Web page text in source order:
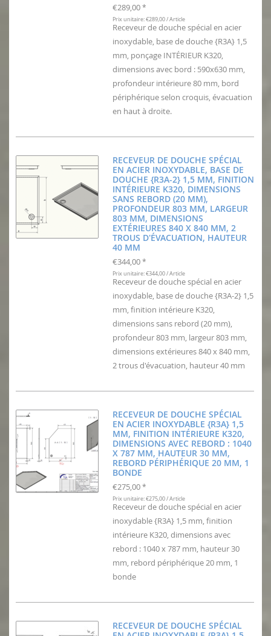
€289,00 *
Prix unitaire: €289,00 / Article
Receveur de douche spécial en acier
inoxydable, base de douche {R3A} 1,5
mm, ponçage INTÉRIEUR K320,
dimensions avec bord : 590x630 mm,
profondeur intérieure 80 mm, bord
périphérique selon croquis, évacuation
en haut à droite.
RECEVEUR DE DOUCHE SPÉCIAL
EN ACIER INOXYDABLE, BASE DE
DOUCHE {R3A-2} 1,5 MM, FINITION
INTÉRIEURE K320, DIMENSIONS
SANS REBORD (20 MM),
PROFONDEUR 803 MM, LARGEUR
803 MM, DIMENSIONS
EXTÉRIEURES 840 X 840 MM, 2
TROUS D'ÉVACUATION, HAUTEUR
40 MM
€344,00 *
Prix unitaire: €344,00 / Article
Receveur de douche spécial en acier
inoxydable, base de douche {R3A-2} 1,5
mm, finition intérieure K320,
dimensions sans rebord (20 mm),
profondeur 803 mm, largeur 803 mm,
dimensions extérieures 840 x 840 mm,
2 trous d'évacuation, hauteur 40 mm
RECEVEUR DE DOUCHE SPÉCIAL
EN ACIER INOXYDABLE {R3A} 1,5
MM, FINITION INTÉRIEURE K320,
DIMENSIONS AVEC REBORD : 1040
X 787 MM, HAUTEUR 30 MM,
REBORD PÉRIPHÉRIQUE 20 MM, 1
BONDE
€275,00 *
Prix unitaire: €275,00 / Article
Receveur de douche spécial en acier
inoxydable {R3A} 1,5 mm, finition
intérieure K320, dimensions avec
rebord : 1040 x 787 mm, hauteur 30
mm, rebord périphérique 20 mm, 1
bonde
RECEVEUR DE DOUCHE SPÉCIAL